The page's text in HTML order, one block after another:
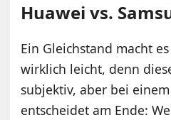
Huawei vs.
Ein Gleichstand macht
wirklich leicht, denn
subjektiv, aber bei
entscheidet am Ende: